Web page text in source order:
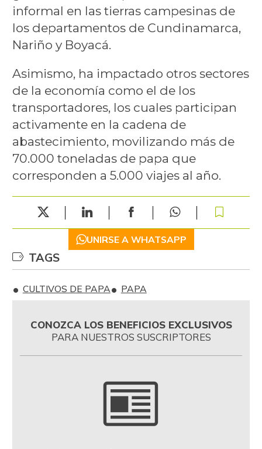
informal en las tierras campesinas de
los departamentos de Cundinamarca,
Nariño y Boyacá.
Asimismo, ha impactado otros sectores
de la economía como el de los
transportadores, los cuales participan
activamente en la cadena de
abastecimiento, movilizando más de
70.000 toneladas de papa que
corresponden a 5.000 viajes al año.
UNIRSE A WHATSAPP
TAGS
CULTIVOS DE PAPA PAPA
CONOZCA LOS BENEFICIOS EXCLUSIVOS
PARA NUESTROS SUSCRIPTORES